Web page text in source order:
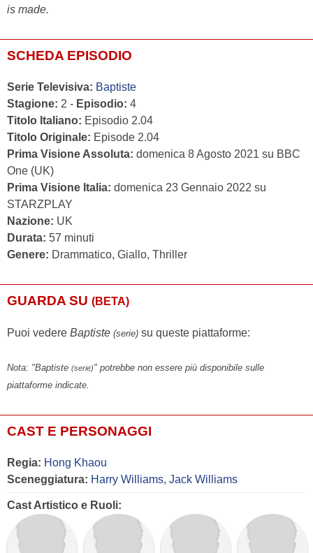
is made.
SCHEDA EPISODIO
Serie Televisiva: Baptiste
Stagione: 2 - Episodio: 4
Titolo Italiano: Episodio 2.04
Titolo Originale: Episode 2.04
Prima Visione Assoluta: domenica 8 Agosto 2021 su BBC
One (UK)
Prima Visione Italia: domenica 23 Gennaio 2022 su
STARZPLAY
Nazione: UK
Durata: 57 minuti
Genere: Drammatico, Giallo, Thriller
GUARDA SU (BETA)
Puoi vedere Baptiste (serie) su queste piattaforme:
Nota: "Baptiste (serie)" potrebbe non essere più disponibile sulle
piattaforme indicate.
CAST E PERSONAGGI
Regia: Hong Khaou
Sceneggiatura: Harry Williams, Jack Williams
Cast Artistico e Ruoli: